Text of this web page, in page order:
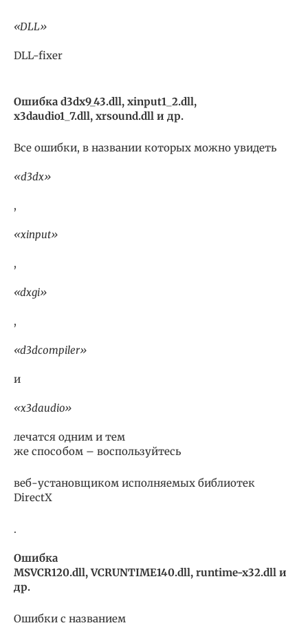
«DLL»
DLL-fixer
Ошибка d3dx9_43.dll, xinput1_2.dll,
x3daudio1_7.dll, xrsound.dll и др.
Все ошибки, в названии которых можно увидеть
«d3dx»
,
«xinput»
,
«dxgi»
,
«d3dcompiler»
и
«x3daudio»
лечатся одним и тем
же способом – воспользуйтесь
веб-установщиком исполняемых библиотек
DirectX
.
Ошибка
MSVCR120.dll, VCRUNTIME140.dll, runtime-x32.dll и
др.
Ошибки с названием